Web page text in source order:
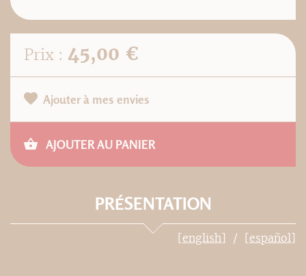
Prix : 45,00 €
Ajouter à mes envies
AJOUTER AU PANIER
PRÉSENTATION
[english] [español]